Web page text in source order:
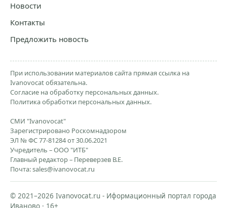
Новости
Контакты
Предложить новость
При использовании материалов сайта прямая ссылка на
Ivanovocat обязательна.
Согласие на обработку персональных данных.
Политика обработки персональных данных.
СМИ "Ivanovocat"
Зарегистрировано Роскомнадзором
ЭЛ № ФС 77-81284 от 30.06.2021
Учредитель – ООО "ИТБ"
Главный редактор – Переверзев В.Е.
Почта:sales@ivanovocat.ru
© 2021–2026 Ivanovocat.ru - Иформационный портал города
Иваново · 16+